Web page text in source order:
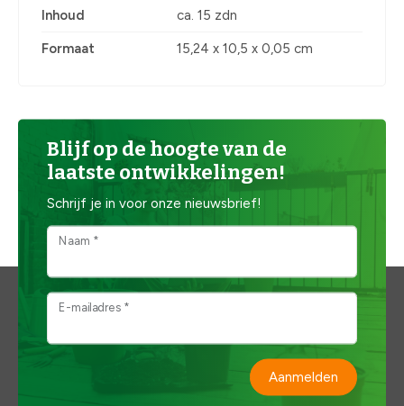
Inhoud ca. 15 zdn
Formaat 15,24 x 10,5 x 0,05 cm
Blijf op de hoogte van de
laatste ontwikkelingen!
Schrijf je in voor onze nieuwsbrief!
Naam *
E-mailadres *
Aanmelden